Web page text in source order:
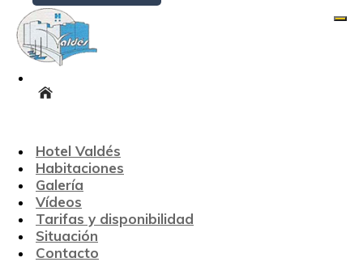
Aviso Legal
Hotel Valdés
Habitaciones
Galería
Vídeos
Tarifas y disponibilidad
Situación
Contacto
1.- INFORMACIÓN
GENERAL.